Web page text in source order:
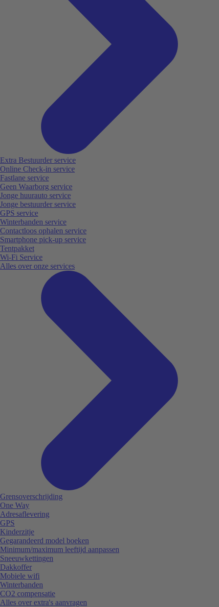
Extra Bestuurder service
Online Check-in service
Fastlane service
Geen Waarborg service
Jonge huurauto service
Jonge bestuurder service
GPS service
Winterbanden service
Contactloos ophalen service
Smartphone pick-up service
Tentpakket
Wi-Fi Service
Alles over onze services
Grensoverschrijding
One Way
Adresaflevering
GPS
Kinderzitje
Gegarandeerd model boeken
Minimum/maximum leeftijd aanpassen
Sneeuwkettingen
Dakkoffer
Mobiele wifi
Winterbanden
CO2 compensatie
Alles over extra's aanvragen